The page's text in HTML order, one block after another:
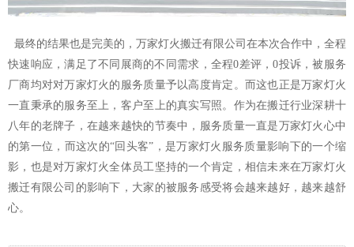
最终的结果也是完美的，万家灯火搬迁有限公司在本次合作中，全程
快速响应，满足了不同展商的不同需求，全程0差评，0投诉，被服务
厂商均对对万家灯火的服务质量予以高度肯定。而这也正是万家灯火
一直秉承的服务至上，客户至上的真实写照。作为在搬迁行业深耕十
八年的老牌子，在越来越快的节奏中，服务质量一直是万家灯火心中
的第一位，而这次的“回头客”，是万家灯火服务质量影响下的一个缩
影，也是对万家灯火全体员工坚持的一个肯定，相信未来在万家灯火
搬迁有限公司的影响下，大家的被服务感受将会越来越好，越来越舒
心。